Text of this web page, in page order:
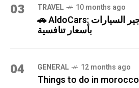
03 TRAVEL 10 months ago
🚗 AldoCars: أفضل خدمة لتأجير السيارات
بأسعار تنافسية
04 GENERAL 12 months ago
Things to do in morocco